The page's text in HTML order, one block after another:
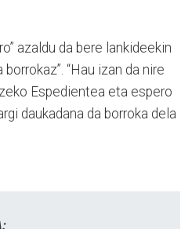
azaldu da bere lankideekin
“Hau izan da nire
Espedientea eta espero
daukadana da borroka dela